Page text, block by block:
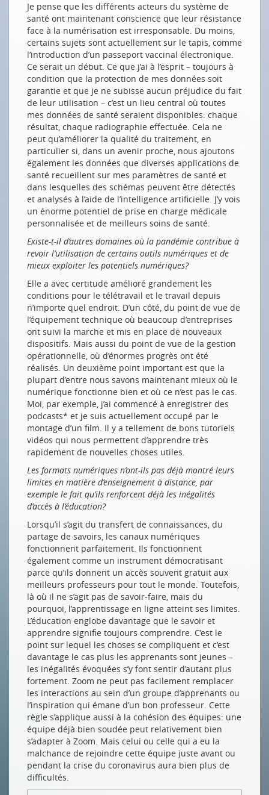
Je pense que les différents acteurs du système de
santé ont maintenant conscience que leur résistance
face à la numérisation est irresponsable. Du moins,
certains sujets sont actuellement sur le tapis, comme
l’introduction d’un passeport vaccinal électronique.
Ce serait un début. Ce que j’ai à l’esprit – toujours à
condition que la protection de mes données soit
garantie et que je ne subisse aucun préjudice du fait
de leur utilisation – c’est un lieu central où toutes
mes données de santé seraient disponibles: chaque
résultat, chaque radiographie effectuée. Cela ne
peut qu’améliorer la qualité du traitement, en
particulier si, dans un avenir proche, nous ajoutons
également les données que diverses applications de
santé recueillent sur mes paramètres de santé et
dans lesquelles des schémas peuvent être détectés
et analysés à l’aide de l’intelligence artificielle. J’y vois
un énorme potentiel de prise en charge médicale
personnalisée et de meilleurs soins de santé.
Existe-t-il d’autres domaines où la pandémie contribue à
revoir l’utilisation de certains outils numériques et de
mieux exploiter les potentiels numériques?
Elle a avec certitude amélioré grandement les
conditions pour le télétravail et le travail depuis
n’importe quel endroit. D’un côté, du point de vue de
l’équipement technique où beaucoup d’entreprises
ont suivi la marche et mis en place de nouveaux
dispositifs. Mais aussi du point de vue de la gestion
opérationnelle, où d’énormes progrès ont été
réalisés. Un deuxième point important est que la
plupart d’entre nous savons maintenant mieux où le
numérique fonctionne bien et où ce n’est pas le cas.
Moi, par exemple, j’ai commencé à enregistrer des
podcasts* et je suis actuellement occupé par le
montage d’un film. Il y a tellement de bons tutoriels
vidéos qui nous permettent d’apprendre très
rapidement de nouvelles choses utiles.
Les formats numériques n’ont-ils pas déjà montré leurs
limites en matière d’enseignement à distance, par
exemple le fait qu’ils renforcent déjà les inégalités
d’accès à l’éducation?
Lorsqu’il s’agit du transfert de connaissances, du
partage de savoirs, les canaux numériques
fonctionnent parfaitement. Ils fonctionnent
également comme un instrument démocratisant
parce qu’ils donnent un accès souvent gratuit aux
meilleurs professeurs pour tout le monde. Toutefois,
là où il ne s’agit pas de savoir-faire, mais du
pourquoi, l’apprentissage en ligne atteint ses limites.
L’éducation englobe davantage que le savoir et
apprendre signifie toujours comprendre. C’est le
point sur lequel les choses se compliquent et c’est
davantage le cas plus les apprenants sont jeunes –
les inégalités évoquées s’y font sentir d’autant plus
fortement. Zoom ne peut pas facilement remplacer
les interactions au sein d’un groupe d’apprenants ou
l’inspiration qui émane d’un bon professeur. Cette
règle s’applique aussi à la cohésion des équipes: une
équipe déjà bien soudée peut relativement bien
s’adapter à Zoom. Mais celui ou celle qui a eu la
malchance de rejoindre cette équipe juste avant ou
pendant la crise du coronavirus aura bien plus de
difficultés.